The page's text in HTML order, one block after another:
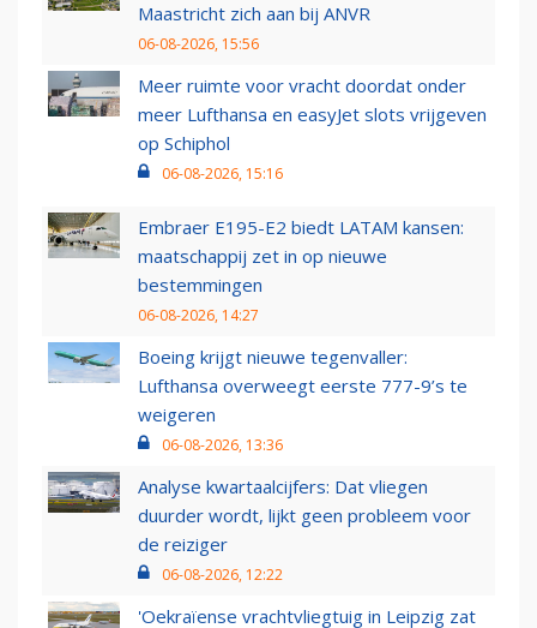
Maastricht zich aan bij ANVR
06-08-2026, 15:56
Meer ruimte voor vracht doordat onder
meer Lufthansa en easyJet slots vrijgeven
op Schiphol
06-08-2026, 15:16
Embraer E195-E2 biedt LATAM kansen:
maatschappij zet in op nieuwe
bestemmingen
06-08-2026, 14:27
Boeing krijgt nieuwe tegenvaller:
Lufthansa overweegt eerste 777-9’s te
weigeren
06-08-2026, 13:36
Analyse kwartaalcijfers: Dat vliegen
duurder wordt, lijkt geen probleem voor
de reiziger
06-08-2026, 12:22
'Oekraïense vrachtvliegtuig in Leipzig zat